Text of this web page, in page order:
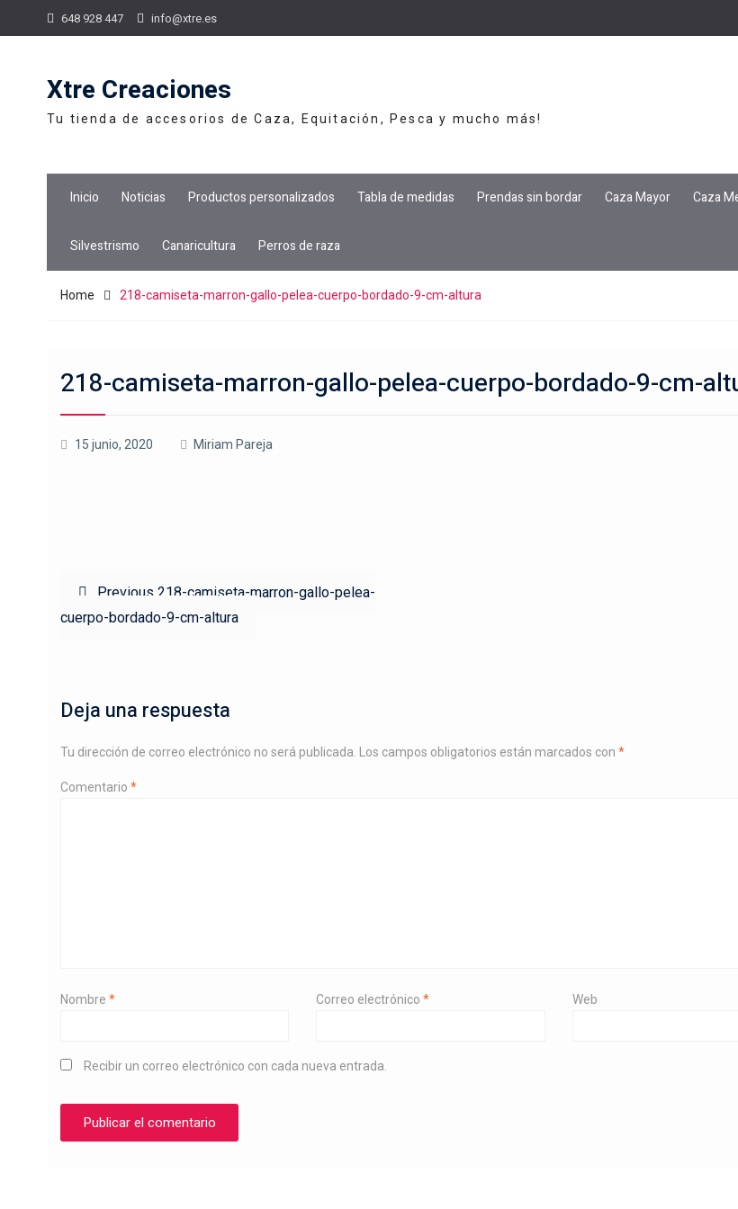
648 928 447 info@xtre.es
Xtre Creaciones
Tu tienda de accesorios de Caza, Equitación, Pesca y mucho más!
Inicio Noticias Productos personalizados Tabla de medidas Prendas sin bordar Caza Mayor Caza
Silvestrismo Canaricultura Perros de raza
Home 218-camiseta-marron-gallo-pelea-cuerpo-bordado-9-cm-altura
218-camiseta-marron-gallo-pelea-cuerpo-bordado-9-cm-
15 junio, 2020 Miriam Pareja
Navegación
de
Previous Previous
post:
218-camiseta-marron-gallo-pelea-
cuerpo-bordado-9-cm-altura
Deja una respuesta
Tu dirección de correo electrónico no será publicada. Los campos obligatorios están marcados con *
Comentario *
Nombre * Correo electrónico* Web
Recibir un correo electrónico con cada nueva entrada.